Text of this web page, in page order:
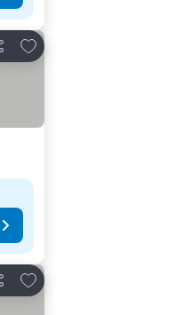
Lisää suosikkeihin
Lisää suosikkeihin